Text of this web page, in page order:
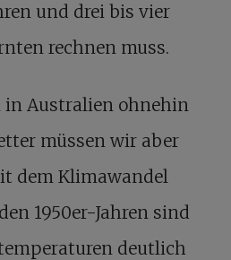
und drei bis vier
rechnen muss.
in Australien ohnehin
müssen wir aber
dem Klimawandel
1950er-Jahren sind
deutlich